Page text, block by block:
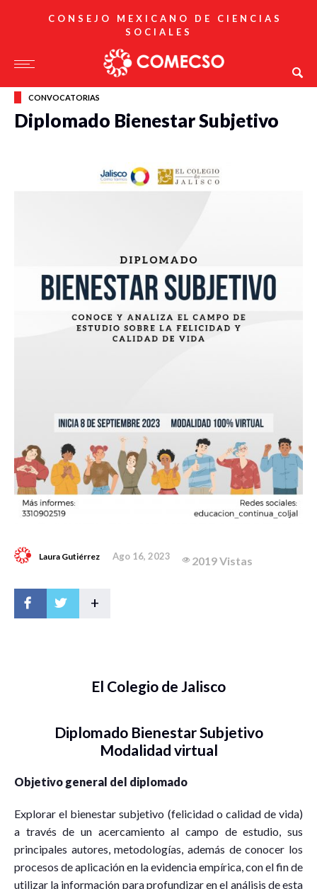
CONSEJO MEXICANO DE CIENCIAS
SOCIALES
CONVOCATORIAS
Diplomado Bienestar Subjetivo
Laura Gutiérrez Ago 16, 2023 2019 Vistas
+
El Colegio de Jalisco
Diplomado Bienestar Subjetivo
Modalidad virtual
Objetivo general del diplomado
Explorar el bienestar subjetivo (felicidad o calidad de vida)
a través de un acercamiento al campo de estudio, sus
principales autores, metodologías, además de conocer los
procesos de aplicación en la evidencia empírica, con el fin de
utilizar la información para profundizar en el análisis de esta